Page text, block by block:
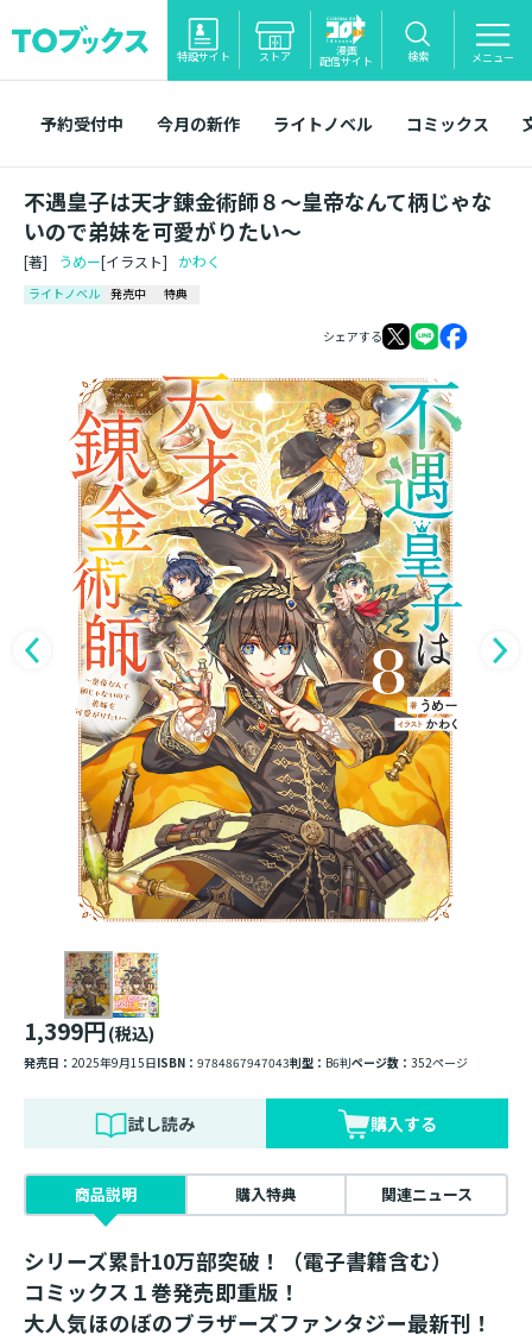
特設サイト ストア 漫画
配信サイト 検索 メニュー
予約受付中 今月の新作 ライトノベル コミックス
不遇皇子は天才錬金術師８～皇帝なんて柄じゃな
いので弟妹を可愛がりたい～
[著] うめー[イラスト] かわく
ライトノベル 発売中 特典
シェアする
1,399円(税込)
発売日： 2025年9月15日ISBN： 9784867947043判型： B6判ページ数： 352ページ
試し読み 購入する
商品説明 購入特典 関連ニュース
シリーズ累計10万部突破！（電子書籍含む）
コミックス１巻発売即重版！
大人気ほのぼのブラザーズファンタジー最新刊！